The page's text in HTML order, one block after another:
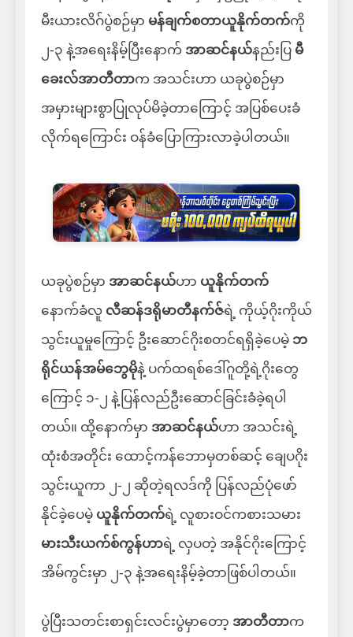
မီးယားလိဂ်ပွဲစဉ်မှာ မန်ချက်စတာယူနိုက်တက်ကို
၂-၃ နဲ့အရေးနိမ့်ပြီးနောက် အာဆင်နယ်နည်းပြ မီ
ခေးလ်အာတီတာက အသင်းဟာ ယခုပွဲစဉ်မှာ
အမှားများစွာပြုလုပ်မိခဲ့တာကြောင့် အပြစ်ပေးခံ
လိုက်ရကြောင်း ဝန်ခံပြောကြားလာခဲ့ပါတယ်။
ယခုပွဲစဉ်မှာ အာဆင်နယ်ဟာ ယူနိုက်တက်
နောက်ခံလူ လီဆန်ဒရိုမာတီနက်ဇ်ရဲ့ ကိုယ့်ဂိုးကိုယ်
သွင်းယူမှုကြောင့် ဦးဆောင်ဂိုးစတင်ရရှိခဲ့ပေမဲ့ ဘ
ရိုင်ယန်အမ်ဘွေမိုနဲ့ ပက်ထရစ်ဒေါ်ဂူတို့ရဲ့ဂိုးတွေ
ကြောင့် ၁-၂ နဲ့ပြန်လည်ဦးဆောင်ခြင်းခံခဲ့ရပါ
တယ်။ ထို့နောက်မှာ အာဆင်နယ်ဟာ အသင်းရဲ့
ထုံးစံအတိုင်း ထောင့်ကန်ဘောမှတစ်ဆင့် ချေပဂိုး
သွင်းယူကာ ၂-၂ ဆိုတဲ့ရလဒ်ကို ပြန်လည်ပုံဖော်
နိုင်ခဲ့ပေမဲ့ ယူနိုက်တက်ရဲ့ လူစားဝင်ကစားသမား
မားသီးယက်စ်ကွန်ဟာရဲ့ လှပတဲ့ အနိုင်ဂိုးကြောင့်
အိမ်ကွင်းမှာ ၂-၃ နဲ့အရေးနိမ့်ခဲ့တာဖြစ်ပါတယ်။
ပွဲပြီးသတင်းစာရှင်းလင်းပွဲမှာတော့ အာတီတာက